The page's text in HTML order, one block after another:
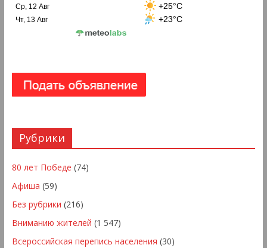
Ср, 12 Авг +25°C
Чт, 13 Авг +23°C
Рубрики
80 лет Победе (74)
Афиша (59)
Без рубрики (216)
Вниманию жителей (1 547)
Всероссийская перепись населения (30)